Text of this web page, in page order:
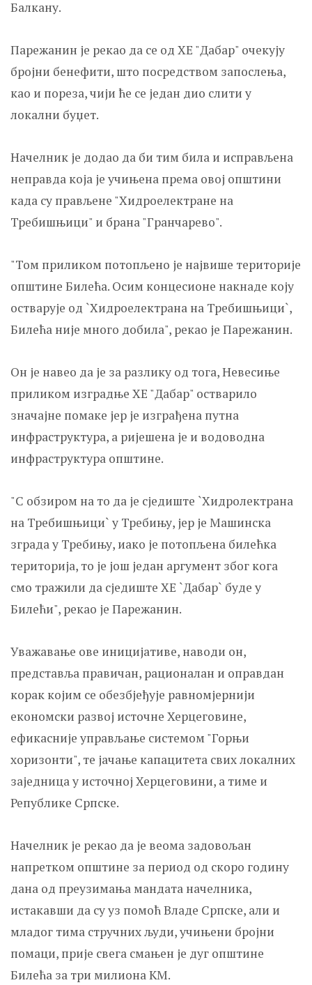
Балкану.
Парежанин је рекао да се од ХЕ "Дабар" очекују
бројни бенефити, што посредством запослења,
као и пореза, чији ће се један дио слити у
локални буџет.
Начелник је додао да би тим била и исправљена
неправда која је учињена према овој општини
када су прављене "Хидроелектране на
Требишњици" и брана "Гранчарево".
"Том приликом потопљено је највише територије
општине Билећа. Осим концесионе накнаде коју
остварује од `Хидроелектрана на Требишњици`,
Билећа није много добила", рекао је Парежанин.
Он је навео да је за разлику од тога, Невесиње
приликом изградње ХЕ "Дабар" остварило
значајне помаке јер је изграђена путна
инфраструктура, а ријешена је и водоводна
инфраструктура општине.
"С обзиром на то да је сједиште `Хидролектрана
на Требишњици` у Требињу, јер је Машинска
зграда у Требињу, иако је потопљена билећка
територија, то је још један аргумент због кога
смо тражили да сједиште ХЕ `Дабар` буде у
Билећи", рекао је Парежанин.
Уважавање ове иницијативе, наводи он,
представља правичан, рационалан и оправдан
корак којим се обезбјеђује равномјернији
економски развој источне Херцеговине,
ефикасније управљање системом "Горњи
хоризонти", те јачање капацитета свих локалних
заједница у источној Херцеговини, а тиме и
Републике Српске.
Начелник је рекао да је веома задовољан
напретком општине за период од скоро годину
дана од преузимања мандата начелника,
истакавши да су уз помоћ Владе Српске, али и
младог тима стручних људи, учињени бројни
помаци, прије свега смањен је дуг општине
Билећа за три милиона КМ.